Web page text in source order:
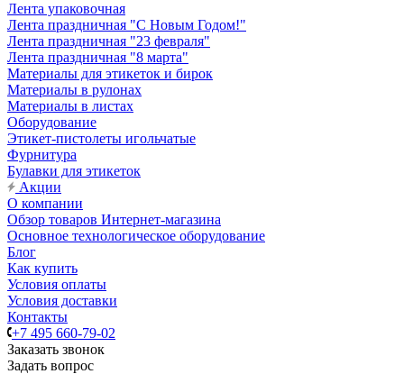
Лента упаковочная
Лента праздничная "С Новым Годом!"
Лента праздничная "23 февраля"
Лента праздничная "8 марта"
Материалы для этикеток и бирок
Материалы в рулонах
Материалы в листах
Оборудование
Этикет-пистолеты игольчатые
Фурнитура
Булавки для этикеток
Акции
О компании
Обзор товаров Интернет-магазина
Основное технологическое оборудование
Блог
Как купить
Условия оплаты
Условия доставки
Контакты
+7 495 660-79-02
Заказать звонок
Задать вопрос